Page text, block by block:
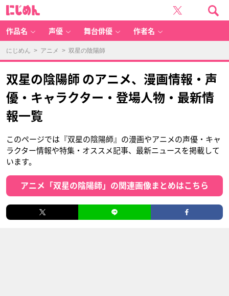
作品名 声優 舞台俳優 作者名
にじめん > アニメ > 双星の陰陽師
双星の陰陽師 のアニメ、漫画情報・声
優・キャラクター・登場人物・最新情
報一覧
このページでは『双星の陰陽師』の漫画やアニメの声優・キャ
ラクター情報や特集・オススメ記事、最新ニュースを掲載して
います。
アニメ「双星の陰陽師」の関連画像まとめはこちら